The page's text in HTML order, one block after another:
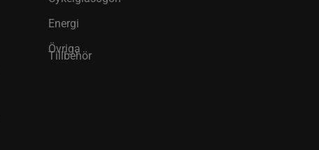
Energi
Övriga
Tillbehör